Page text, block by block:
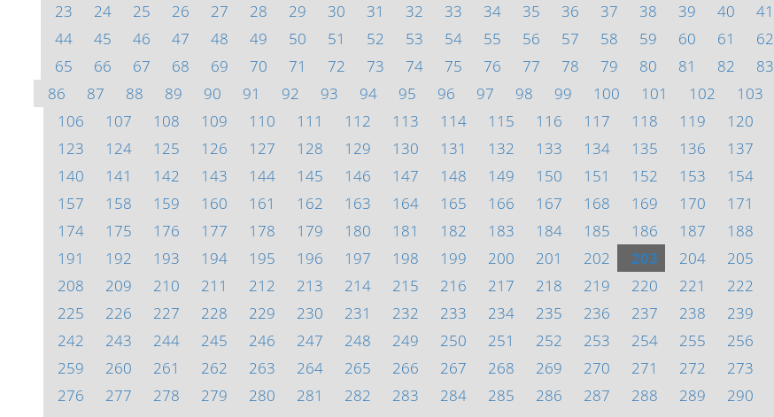
23
24 25 26 27 28 29 30 31 32 33 34 35 36 37 38 39 40 41
44
45 46 47 48 49 50 51 52 53 54 55 56 57 58 59 60 61 62
65
66 67 68 69 70 71 72 73 74 75 76 77 78 79 80 81 82 83
86
87 88 89 90 91 92 93 94 95 96 97 98 99 100 101 102 103
106
107 108 109 110 111 112 113 114 115 116 117 118 119 120
123
124 125 126 127 128 129 130 131 132 133 134 135 136 137
140
141 142 143 144 145 146 147 148 149 150 151 152 153 154
157
158 159 160 161 162 163 164 165 166 167 168 169 170 171
174
175 176 177 178 179 180 181 182 183 184 185 186 187 188
191
192 193 194 195 196 197 198 199 200 201 202 203 204 205
208
209 210 211 212 213 214 215 216 217 218 219 220 221 222
225
226 227 228 229 230 231 232 233 234 235 236 237 238 239
242
243 244 245 246 247 248 249 250 251 252 253 254 255 256
259
260 261 262 263 264 265 266 267 268 269 270 271 272 273
276
277 278 279 280 281 282 283 284 285 286 287 288 289 290